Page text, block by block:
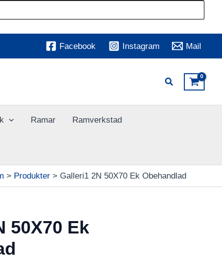
Facebook Instagram Mail
Ramar Ramverkstad
Produkter Galleri1 2N 50X70 Ek Obehandlad
50X70 Ek